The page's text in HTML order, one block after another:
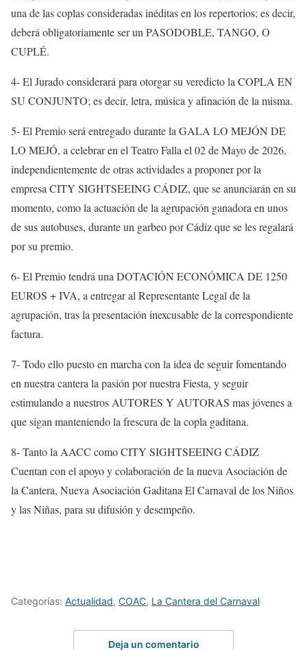
una de las coplas consideradas inéditas en los repertorios; es decir,
deberá obligatoriamente ser un PASODOBLE, TANGO, O
CUPLÉ.
4- El Jurado considerará para otorgar su veredicto la COPLA EN
SU CONJUNTO; es decir, letra, música y afinación de la misma.
5- El Premio será entregado durante la GALA LO MEJÓN DE
LO MEJÓ, a celebrar en el Teatro Falla el 02 de Mayo de 2026,
independientemente de otras actividades a proponer por la
empresa CITY SIGHTSEEING CÁDIZ, que se anunciarán en su
momento, como la actuación de la agrupación ganadora en unos
de sus autobuses, durante un garbeo por Cádiz que se les regalará
por su premio.
6- El Premio tendrá una DOTACIÓN ECONÓMICA DE 1250
EUROS + IVA, a entregar al Representante Legal de la
agrupación, tras la presentación inexcusable de la correspondiente
factura.
7- Todo ello puesto en marcha con la idea de seguir fomentando
en nuestra cantera la pasión por nuestra Fiesta, y seguir
estimulando a nuestros AUTORES Y AUTORAS mas jóvenes a
que sigan manteniendo la frescura de la copla gaditana.
8- Tanto la AACC como CITY SIGHTSEEING CÁDIZ
Cuentan con el apoyo y colaboración de la nueva Asociación de
la Cantera, Nueva Asociación Gaditana El Carnaval de los Niños
y las Niñas, para su difusión y desempeño.
Categorías: Actualidad, COAC, La Cantera del Carnaval
Deja un comentario